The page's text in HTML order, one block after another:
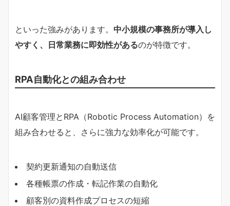
といった強みがあります。 中小規模の事務所が導入し
やすく、日常業務に即効性があるのが特徴です。
RPA自動化との組み合わせ
AI顧客管理とRPA（Robotic Process Automation）を
組み合わせると、さらに強力な効率化が可能です。
契約更新通知の自動送信
各種帳票の作成・転記作業の自動化
顧客別の資料作成プロセスの短縮